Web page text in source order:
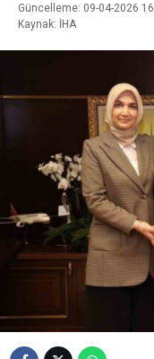
Güncelleme: 09-04-2026
Kaynak: İHA